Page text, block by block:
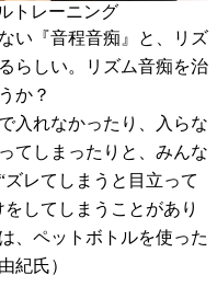
トレーニング
い『音程音痴』と、リズ
らしい。リズム音痴を治
か？
入れなかったり、入らな
てしまったりと、みんな
レてしまうと目立って
してしまうことがあり
、ペットボトルを使った
紀氏）